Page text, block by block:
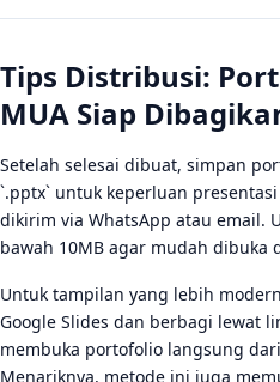
Tips Distribusi:
MUA Siap
Setelah selesai dibuat, simpan
`.pptx` untuk keperluan
dikirim via WhatsApp atau email.
bawah 10MB agar mudah dibuka
Untuk tampilan yang lebih
Google Slides dan berbagi lewat
membuka portofolio langsung
Menariknya, metode ini juga